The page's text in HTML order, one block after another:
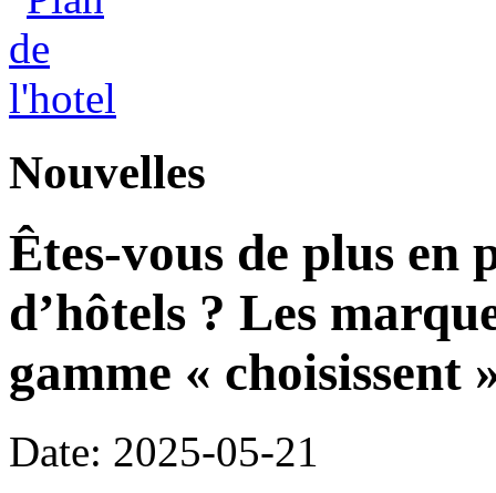
Nouvelles
Êtes-vous de plus en
d’hôtels ? Les
gamme « choisissent
Date: 2025-05-21